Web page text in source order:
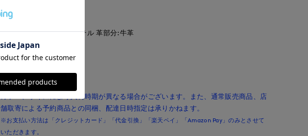
■クオリティ
本体:綿 麻 裏地:ポリエステル 革部分:牛革
■取扱い方法
■予約商品■
カラー、サイズにより入荷時期が異なる場合がございます。また、通常販売商品、店
舗取寄による予約商品との同梱、配達日時指定は承りかねます。
※お支払い方法は「クレジットカード」「代金引換」「楽天ペイ」「Amazon Pay」のみとさせて
いただきます。